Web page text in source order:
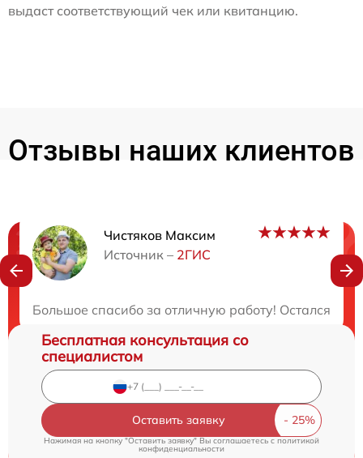
выдаст соответствующий чек или квитанцию.
Отзывы наших клиентов
Чистяков Максим
Источник – 2ГИС
Большое спасибо за отличную работу! Остался
Нужна консультация?
Бесплатная консультация со
специалистом
Оставить заявку
Нажимая на кнопку "Оставить заявку" Вы соглашаетесь cполитикой
конфиденциальности